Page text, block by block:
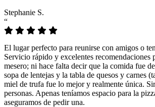
Stephanie S.
“
El lugar perfecto para reunirse con amigos o
Servicio rápido y excelentes recomendaciones
mesero; ni hace falta decir que la comida fue
sopa de lentejas y la tabla de quesos y carnes
miel de trufa fue lo mejor y realmente única.
personas. Apenas teníamos espacio para la
aseguramos de pedir una.